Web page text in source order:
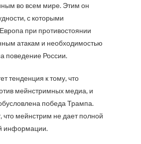
во всем мире. Этим он
с которыми
при противостоянии
атакам и необходимостью
поведение России.
тенденция к тому, что
мейнстримных медиа, и
победа Трампа.
что мейнстрим не дает полной
информации.